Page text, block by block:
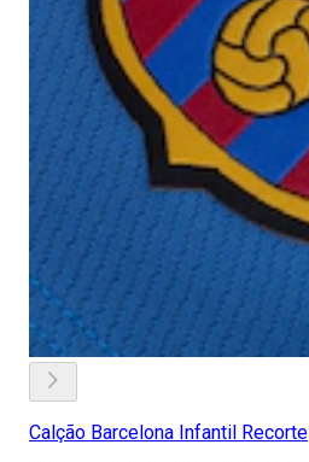
Calção Barcelona Infantil Recorte